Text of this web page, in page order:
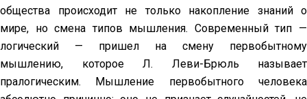
общества происходит не только накопление знаний о
мире, но смена типов мышления. Современный тип —
логический — пришел на смену первобытному
мышлению, которое Л. Леви-Брюль называет
пралогическим. Мышление первобытного человека